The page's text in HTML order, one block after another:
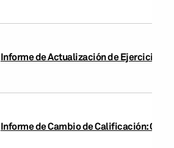
Informe de Actualización de Ejercicio:
Informe de Cambio de Calificación: